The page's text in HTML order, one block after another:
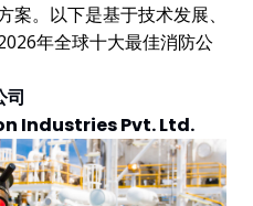
。以下是基于技术发展、
年全球十大最佳消防公
司
Industries Pvt. Ltd.